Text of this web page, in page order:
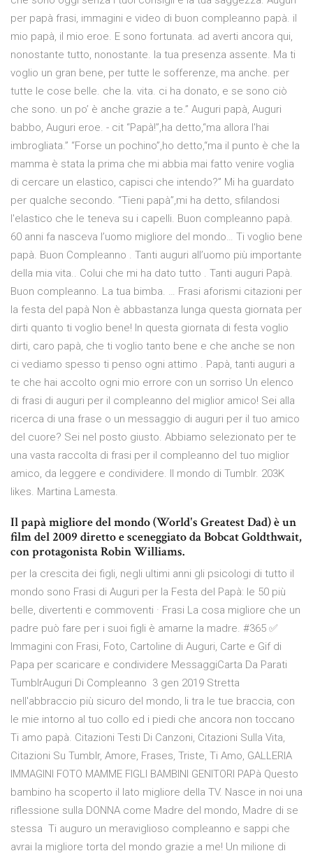
per papà frasi, immagini e video di buon compleanno papà. il
mio papà, il mio eroe. E sono fortunata. ad averti ancora qui,
nonostante tutto, nonostante. la tua presenza assente. Ma ti
voglio un gran bene, per tutte le sofferenze, ma anche. per
tutte le cose belle. che la. vita. ci ha donato, e se sono ciò
che sono. un po’ è anche grazie a te.” Auguri papà, Auguri
babbo, Auguri eroe. - cit “Papà!”,ha detto,“ma allora l'hai
imbrogliata.” “Forse un pochino”,ho detto,“ma il punto è che la
mamma è stata la prima che mi abbia mai fatto venire voglia
di cercare un elastico, capisci che intendo?” Mi ha guardato
per qualche secondo. “Tieni papà”,mi ha detto, sfilandosi
l'elastico che le teneva su i capelli. Buon compleanno papà.
60 anni fa nasceva l’uomo migliore del mondo… Ti voglio bene
papà. Buon Compleanno . Tanti auguri all’uomo più importante
della mia vita.. Colui che mi ha dato tutto . Tanti auguri Papà.
Buon compleanno. La tua bimba. … Frasi aforismi citazioni per
la festa del papà Non è abbastanza lunga questa giornata per
dirti quanto ti voglio bene! In questa giornata di festa voglio
dirti, caro papà, che ti voglio tanto bene e che anche se non
ci vediamo spesso ti penso ogni attimo . Papà, tanti auguri a
te che hai accolto ogni mio errore con un sorriso Un elenco
di frasi di auguri per il compleanno del miglior amico! Sei alla
ricerca di una frase o un messaggio di auguri per il tuo amico
del cuore? Sei nel posto giusto. Abbiamo selezionato per te
una vasta raccolta di frasi per il compleanno del tuo miglior
amico, da leggere e condividere. Il mondo di Tumblr. 203K
likes. Martina Lamesta.
Il papà migliore del mondo (World's Greatest Dad) è un
film del 2009 diretto e sceneggiato da Bobcat Goldthwait,
con protagonista Robin Williams.
per la crescita dei figli, negli ultimi anni gli psicologi di tutto il
mondo sono Frasi di Auguri per la Festa del Papà: le 50 più
belle, divertenti e commoventi · Frasi La cosa migliore che un
padre può fare per i suoi figli è amarne la madre. #365 ✅
Immagini con Frasi, Foto, Cartoline di Auguri, Carte e Gif di
Papa per scaricare e condividere MessaggiCarta Da Parati
TumblrAuguri Di Compleanno 3 gen 2019 Stretta
nell'abbraccio più sicuro del mondo, li tra le tue braccia, con
le mie intorno al tuo collo ed i piedi che ancora non toccano
Ti amo papà. Citazioni Testi Di Canzoni, Citazioni Sulla Vita,
Citazioni Su Tumblr, Amore, Frases, Triste, Ti Amo, GALLERIA
IMMAGINI FOTO MAMME FIGLI BAMBINI GENITORI PAPà Questo
bambino ha scoperto il lato migliore della TV. Nasce in noi una
riflessione sulla DONNA come Madre del mondo, Madre di se
stessa Ti auguro un meraviglioso compleanno e sappi che
avrai la migliore torta del mondo grazie a me! Un milione di